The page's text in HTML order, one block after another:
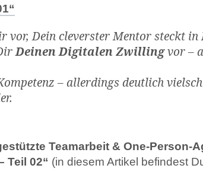
vor, Dein cleverster Mentor steckt in
Deinen Digitalen Zwillingvor –
– allerdings deutlich
Teamarbeit & One-Person-
Teil 02“ (in diesem Artikel befindest